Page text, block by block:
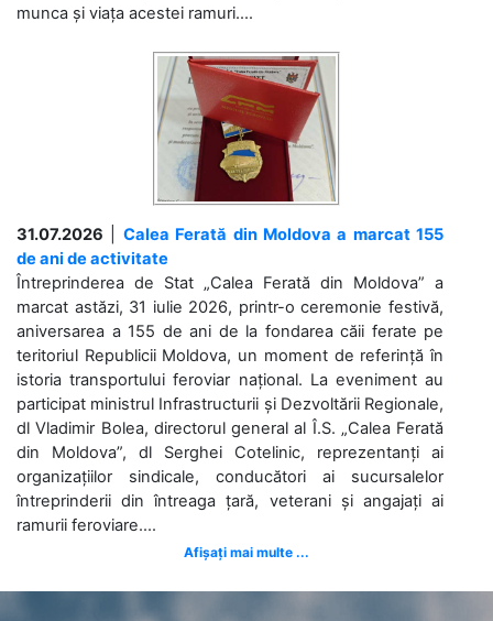
munca și viața acestei ramuri....
31.07.2026
Calea Ferată din Moldova a marcat 155
de ani de activitate
Întreprinderea de Stat „Calea Ferată din Moldova” a
marcat astăzi, 31 iulie 2026, printr-o ceremonie festivă,
aniversarea a 155 de ani de la fondarea căii ferate pe
teritoriul Republicii Moldova, un moment de referință în
istoria transportului feroviar național. La eveniment au
participat ministrul Infrastructurii și Dezvoltării Regionale,
dl Vladimir Bolea, directorul general al Î.S. „Calea Ferată
din Moldova”, dl Serghei Cotelinic, reprezentanți ai
organizațiilor sindicale, conducători ai sucursalelor
întreprinderii din întreaga țară, veterani și angajați ai
ramurii feroviare....
Afișați mai multe ...